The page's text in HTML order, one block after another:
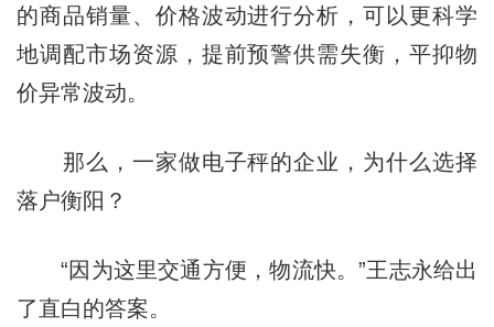
的商品销量、价格波动进行分析，可以更科学
地调配市场资源，提前预警供需失衡，平抑物
价异常波动。
那么，一家做电子秤的企业，为什么选择
落户衡阳？
“因为这里交通方便，物流快。”王志永给出
了直白的答案。